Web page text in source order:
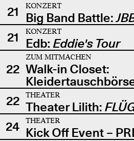
21
KONZERT
Big Band Battle:
21
KONZERT
Edb: Eddie's Tour
22
ZUM MITMACHEN
Walk-in Closet:
22
THEATER
Theater Lilith:
24
THEATER
Kick Off Event –